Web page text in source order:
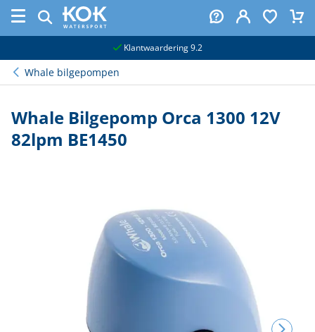
Klantwaardering 9.2
Whale bilgepompen
Whale Bilgepomp Orca 1300 12V
82lpm BE1450